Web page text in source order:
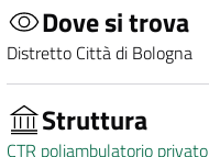
Dove si trova
Distretto Città di Bologna
Struttura
CTR poliambulatorio privato